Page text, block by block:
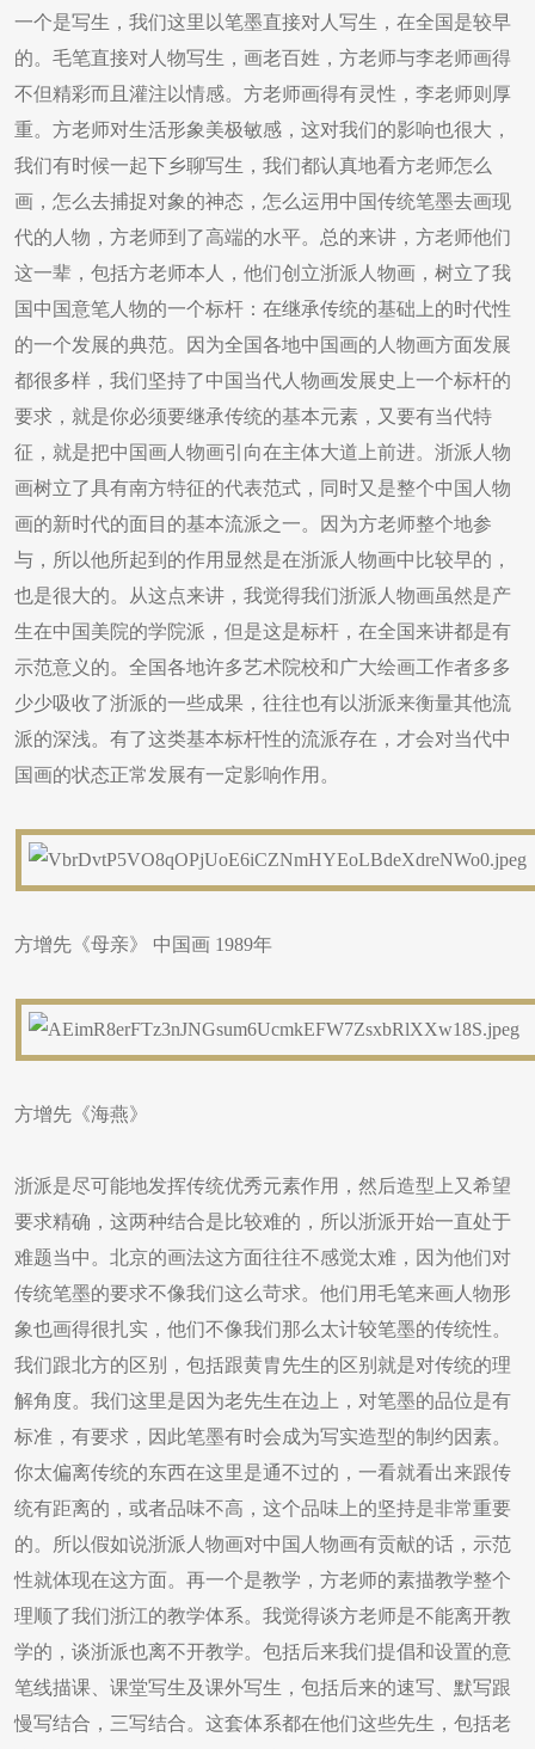
一个是写生，我们这里以笔墨直接对人写生，在全国是较早
的。毛笔直接对人物写生，画老百姓，方老师与李老师画得
不但精彩而且灌注以情感。方老师画得有灵性，李老师则厚
重。方老师对生活形象美极敏感，这对我们的影响也很大，
我们有时候一起下乡聊写生，我们都认真地看方老师怎么
画，怎么去捕捉对象的神态，怎么运用中国传统笔墨去画现
代的人物，方老师到了高端的水平。总的来讲，方老师他们
这一辈，包括方老师本人，他们创立浙派人物画，树立了我
国中国意笔人物的一个标杆：在继承传统的基础上的时代性
的一个发展的典范。因为全国各地中国画的人物画方面发展
都很多样，我们坚持了中国当代人物画发展史上一个标杆的
要求，就是你必须要继承传统的基本元素，又要有当代特
征，就是把中国画人物画引向在主体大道上前进。浙派人物
画树立了具有南方特征的代表范式，同时又是整个中国人物
画的新时代的面目的基本流派之一。因为方老师整个地参
与，所以他所起到的作用显然是在浙派人物画中比较早的，
也是很大的。从这点来讲，我觉得我们浙派人物画虽然是产
生在中国美院的学院派，但是这是标杆，在全国来讲都是有
示范意义的。全国各地许多艺术院校和广大绘画工作者多多
少少吸收了浙派的一些成果，往往也有以浙派来衡量其他流
派的深浅。有了这类基本标杆性的流派存在，才会对当代中
国画的状态正常发展有一定影响作用。
方增先《母亲》 中国画 1989年
方增先《海燕》
浙派是尽可能地发挥传统优秀元素作用，然后造型上又希望
要求精确，这两种结合是比较难的，所以浙派开始一直处于
难题当中。北京的画法这方面往往不感觉太难，因为他们对
传统笔墨的要求不像我们这么苛求。他们用毛笔来画人物形
象也画得很扎实，他们不像我们那么太计较笔墨的传统性。
我们跟北方的区别，包括跟黄胄先生的区别就是对传统的理
解角度。我们这里是因为老先生在边上，对笔墨的品位是有
标准，有要求，因此笔墨有时会成为写实造型的制约因素。
你太偏离传统的东西在这里是通不过的，一看就看出来跟传
统有距离的，或者品味不高，这个品味上的坚持是非常重要
的。所以假如说浙派人物画对中国人物画有贡献的话，示范
性就体现在这方面。再一个是教学，方老师的素描教学整个
理顺了我们浙江的教学体系。我觉得谈方老师是不能离开教
学的，谈浙派也离不开教学。包括后来我们提倡和设置的意
笔线描课、课堂写生及课外写生，包括后来的速写、默写跟
慢写结合，三写结合。这套体系都在他们这些先生，包括老